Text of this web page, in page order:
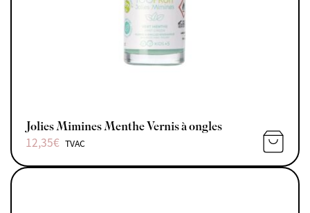
Jolies Mimines Menthe Vernis à ongles
12,35€ TVAC